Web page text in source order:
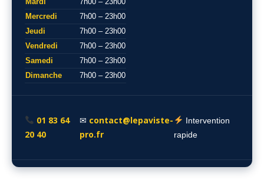
Mercredi
7h00 – 23h00
Jeudi
7h00 – 23h00
Vendredi
7h00 – 23h00
Samedi
7h00 – 23h00
Dimanche
7h00 – 23h00
01 83 64
20 40
✉ contact@lepaviste-
pro.fr
Intervention
rapide